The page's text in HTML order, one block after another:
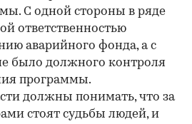
С одной стороны в ряде
ответственностью
аварийного фонда, а с
было должного контроля
программы.
должны понимать, что за
стоят судьбы людей, и